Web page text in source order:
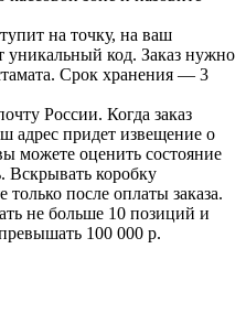
на точку, на ваш
уникальный код. Заказ нужно
Срок хранения — 3
России. Когда заказ
адрес придет извещение о
можете оценить состояние
Вскрывать коробку
после оплаты заказа.
не больше 10 позиций и
100 000 р.